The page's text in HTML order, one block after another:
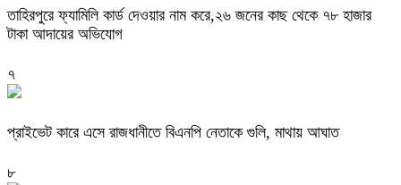
তাহিরপুরে ফ্যামিলি কার্ড দেওয়ার নাম করে,২৬ জনের কাছ থেকে ৭৮ হাজার
টাকা আদায়ের অভিযোগ
৭
প্রাইভেট কারে এসে রাজধানীতে বিএনপি নেতাকে গুলি, মাথায় আঘাত
৮